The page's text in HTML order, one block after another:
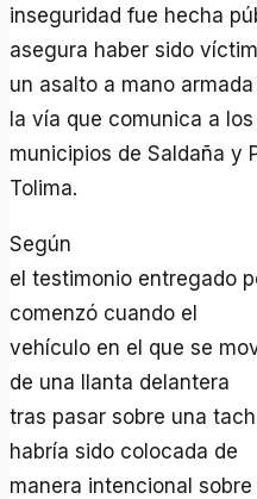
inseguridad fue hecha
asegura haber sido
un asalto a mano
la vía que comunica a los
municipios de Saldaña y
Tolima.
Según
el testimonio entregado
comenzó cuando el
vehículo en el que se
de una llanta delantera
tras pasar sobre una
habría sido colocada de
manera intencional